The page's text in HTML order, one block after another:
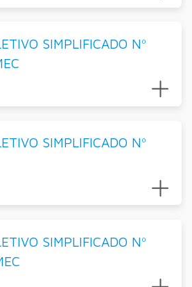
SIMPLIFICADO Nº
SIMPLIFICADO Nº
SIMPLIFICADO Nº